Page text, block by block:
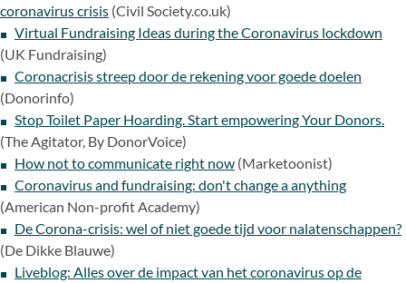
coronavirus crisis (Civil Society.co.uk)
Virtual Fundraising Ideas during the Coronavirus lockdown
(UK Fundraising)
Coronacrisis streep door de rekening voor goede doelen
(Donorinfo)
Stop Toilet Paper Hoarding. Start empowering Your Donors.
(The Agitator, By DonorVoice)
How not to communicate right now (Marketoonist)
Coronavirus and fundraising: don't change a anything
(American Non-profit Academy)
De Corona-crisis: wel of niet goede tijd voor nalatenschappen?
(De Dikke Blauwe)
Liveblog: Alles over de impact van het coronavirus op de